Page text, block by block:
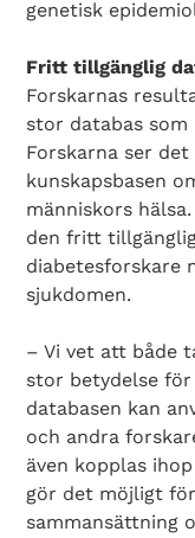
Search Diabetes
genetisk
Fritt tillgänglig
Forskarnas
stor databas som
Forskarna ser
kunskapsbasen
människors
den fritt
diabetesforskare
sjukdomen.
– Vi vet att både
stor betydelse
databasen kan
och andra
även kopplas
gör det möjligt
sammansättning